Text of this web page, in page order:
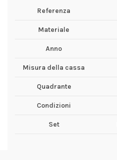
Referenza
Materiale
Anno
Misura della cassa
Quadrante
Condizioni
Set